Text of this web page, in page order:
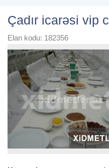
Çadır icarəsi vip
Elan kodu: 182356